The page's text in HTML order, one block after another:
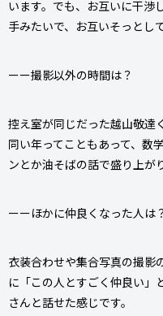
います。でも、お互いに干
手みたいで、お互いそっとし
ーー撮影以外の時間は？
控え室が同じだった越山敬達
同い年ってこともあって、数
ンとか油そばの話で盛り上が
ーーほかに仲良くなった人は
衣装合わせや集合写真の撮影
に「この人とすごく仲良い」
さんと話せた感じです。